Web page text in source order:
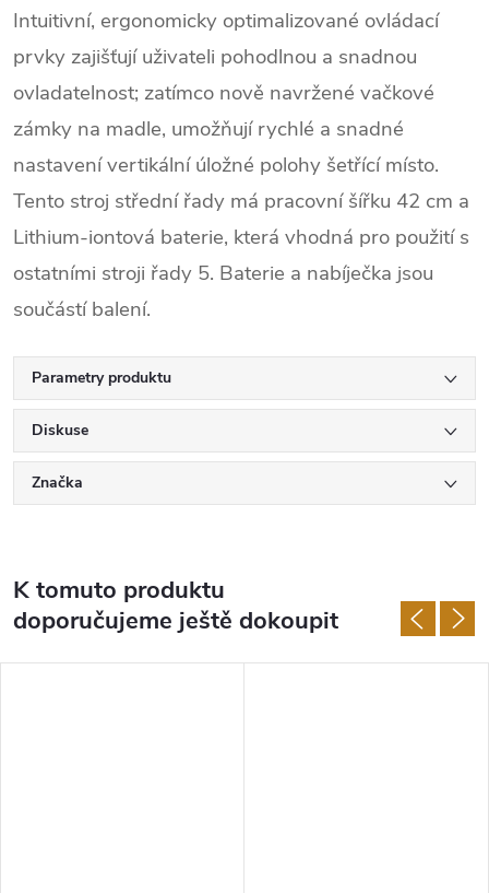
Intuitivní, ergonomicky optimalizované ovládací
prvky zajišťují uživateli pohodlnou a snadnou
ovladatelnost; zatímco nově navržené vačkové
zámky na madle, umožňují rychlé a snadné
nastavení vertikální úložné polohy šetřícímísto.
Tento stroj střední řady má pracovní šířku 42 cm a
Lithium-iontová baterie, která vhodná pro použití s
ostatními stroji řady 5. Baterie a nabíječka jsou
součástí balení.
Parametry produktu
Diskuse
Značka
K tomuto produktu
doporučujeme ještě dokoupit